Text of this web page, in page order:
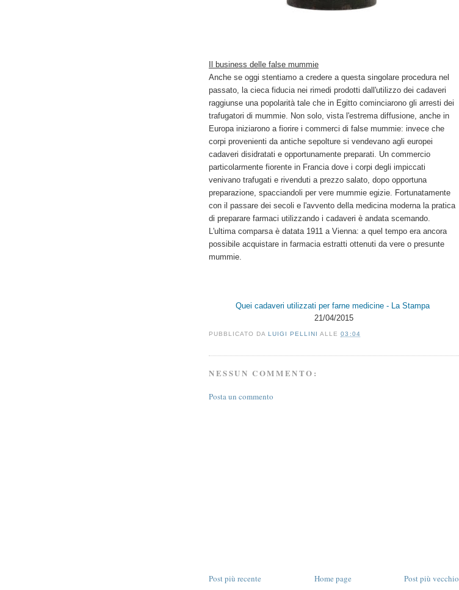
Il business delle false mummie
Anche se oggi stentiamo a credere a questa singolare procedura nel
passato, la cieca fiducia nei rimedi prodotti dall'utilizzo dei cadaveri
raggiunse una popolarità tale che in Egitto cominciarono gli arresti dei
trafugatori di mummie. Non solo, vista l'estrema diffusione, anche in
Europa iniziarono a fiorire i commerci di false mummie: invece che
corpi provenienti da antiche sepolture si vendevano agli europei
cadaveri disidratati e opportunamente preparati. Un commercio
particolarmente fiorente in Francia dove i corpi degli impiccati
venivano trafugati e rivenduti a prezzo salato, dopo opportuna
preparazione, spacciandoli per vere mummie egizie. Fortunatamente
con il passare dei secoli e l'avvento della medicina moderna la pratica
di preparare farmaci utilizzando i cadaveri è andata scemando.
L'ultima comparsa è datata 1911 a Vienna: a quel tempo era ancora
possibile acquistare in farmacia estratti ottenuti da vere o presunte
mummie.
Quei cadaveri utilizzati per farne medicine - La Stampa
21/04/2015
PUBBLICATO DA LUIGI PELLINI ALLE03:04
NESSUN COMMENTO:
Posta un commento
Post più recente Post più vecchio
Home page